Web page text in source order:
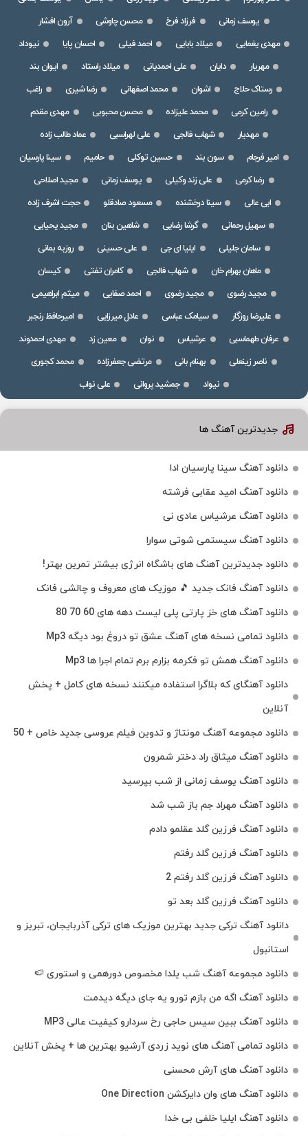
یوسف زمانی
فرزاد فرخ محسن چاوشی
آرون افشار
مهدی یغمایی
میلاد بابایی احمد فیلی احسان پایا
نیوداد
مهریار
دایان علی احمدیانی میلاد راستاد
ایوان بند
رستاک حلاج
اشوان محمد اصفهانی رضا شیری
راغب
رامین کرمی
محمد علیزاده محسن محبوبی
مهدی مقدم
مهدیار
شهاب فالجی علی لهراسبی
عماد طالب زاده
امیر فرجام
سون بند حسین توکلی حامیم
سینا پارسیان
رضا کرمی
علی زند وکیلی یوسف زمانی
مجید اصلاحی
ابی عالی
سینا درخشنده مسعود صادقلو
حجت اشرف زاده
سهیل رحمانی
گرشا رضایی شاهین بنان
مجید یحیایی
سامان جلیلی
ایلیا ای جی علی حسینی
روزبه بمانی
ماهان بهرام خان
شهاب فالجی کامران تفتی
کیسان
مجید رضوی
مجید رضوی احمد صفایی
میثم ابراهیمی
علیرضا روزگار
سیامک عباسی عادل میرزایی
امیرحافظ رنجبر
عرفان طهماسبی
عرشیاس نوان معین زد
مهدی احمدوند
ناصر زینعلی
بهنام بانی مرتضی جعفرزاده
محمد کجوری
نیواد
جمشید پروانی علی نواب
جدیدترین آهنگ ها
دانلود آهنگ سینا پارسیان ادا
دانلود آهنگ امید عقابی فرشته
دانلود آهنگ عرشیاس عادی نی
دانلود آهنگ سیستمی شوتی سوارا
دانلود جدیدترین آهنگ‌ های باشگاه انرژی بیشتر تمرین بهتر!
دانلود آهنگ فانک جدید 🎵 موزیک‌ های معروف و چالشی فانک
دانلود آهنگ های خز پارتی پلی لیست دهه های 60 70 80
دانلود تمامی نسخه های آهنگ عشق تو دروغ بود دیگه Mp3
دانلود آهنگ همش تو فکرمه بزارم برم تمام اجرا ها Mp3
دانلود آهنگای که بلاگرا استفاده میکنند نسخه های کامل + پخش
آنلاین
دانلود مجموعه آهنگ مونتاژ و تدوین فیلم عروسی جدید خاص + 50
دانلود آهنگ میثاق راد دختر شمرون
دانلود آهنگ یوسف زمانی از شب بپرسید
دانلود آهنگ مهراد جم باز شب شد
دانلود آهنگ فرزین گلد عقلمو دادم
دانلود آهنگ فرزین گلد رفتم
دانلود آهنگ فرزین گلد رفتم 2
دانلود آهنگ فرزین گلد بعد تو
دانلود آهنگ ترکی جدید بهترین موزیک‌ های ترکی آذربایجان، تبریز و
استانبول
دانلود مجموعه آهنگ شب یلدا مخصوص دورهمی و استوری 🍉
دانلود آهنگ اگه من بازم تورو یه جای دیگه دیدمت
دانلود آهنگ ببین سیس حاجی رخ سردارو کیفیت عالی MP3
دانلود تمامی آهنگ های نوید زردی آرشیو بهترین ها + پخش آنلاین
دانلود آهنگ های آرش محسنی
دانلود آهنگ های وان دایرکشن One Direction
دانلود آهنگ ایلیا خلفی بی خدا